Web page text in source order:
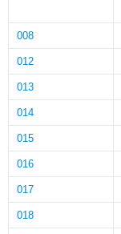
008
012
013
014
015
016
017
018